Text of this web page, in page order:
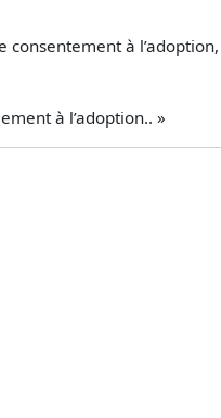
à
à l’adoption.. »